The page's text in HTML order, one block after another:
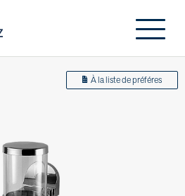
À la liste de préféres